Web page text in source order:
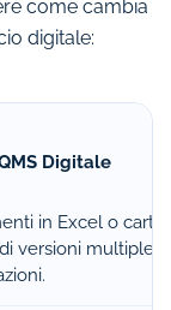
come cambia
digitale:
Digitale
in Excel o
versioni multiple